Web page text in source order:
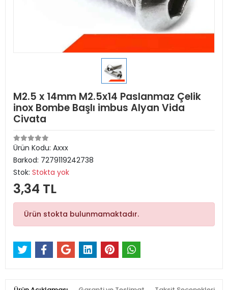
M2.5 x 14mm M2.5x14 Paslanmaz Çelik
inox Bombe Başlı imbus Alyan Vida
Civata
Ürün Kodu: Axxx
Barkod: 7279119242738
Stok: Stokta yok
3,34 TL
Ürün stokta bulunmamaktadır.